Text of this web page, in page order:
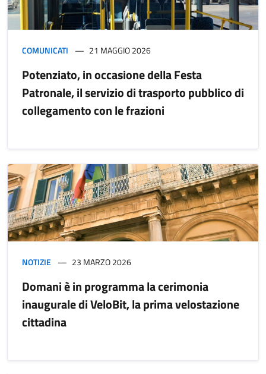
COMUNICATI 21 MAGGIO 2026
Potenziato, in occasione della Festa
Patronale, il servizio di trasporto pubblico di
collegamento con le frazioni
NOTIZIE 23 MARZO 2026
Domani è in programma la cerimonia
inaugurale di VeloBit, la prima velostazione
cittadina